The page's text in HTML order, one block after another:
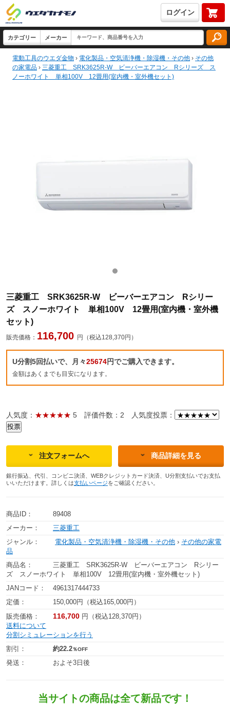
ログイン
電動工具のウエダ金物 › 電化製品・空気清浄機・除湿機・その他 › その他
の家電品 › 三菱重工 SRK3625R-W ビーバーエアコン Rシリーズ ス
ノーホワイト 単相100V 12畳用(室内機・室外機セット)
三菱重工 SRK3625R-W ビーバーエアコン Rシリー
ズ スノーホワイト 単相100V 12畳用(室内機・室外機
セット)
販売価格： 116,700 円（税込128,370円）
U分割5回払いで、月々25674円でご購入できます。
金額はあくまでも目安になります。
人気度： ★★★★★ 5 評価件数：2 人気度投票：
注文フォームへ 商品詳細を見る
銀行振込、代引、コンビニ決済、WEBクレジットカード決済、U分割支払いでお支払
いいただけます。詳しくは支払いページをご確認ください。
商品ID：
89408
メーカー：
三菱重工
ジャンル：
電化製品・空気清浄機・除湿機・その他 › その他の家電
品
商品名：
三菱重工 SRK3625R-W ビーバーエアコン Rシリー
ズ スノーホワイト 単相100V 12畳用(室内機・室外機セット)
JANコード：
4961317444733
定価：
150,000円（税込165,000円）
販売価格：
116,700 円（税込128,370円）
送料について
分割シミュレーションを行う
割引：
約22.2％OFF
発送： およそ3日後
当サイトの商品は全て新品です！